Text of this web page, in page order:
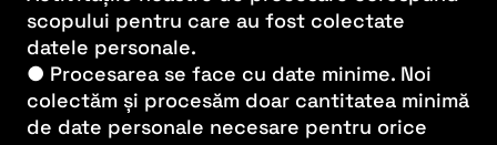
scopului pentru care au fost colectate
datele personale.
● Procesarea se face cu date minime. Noi
colectăm și procesăm doar cantitatea minimă
de date personale necesare pentru orice